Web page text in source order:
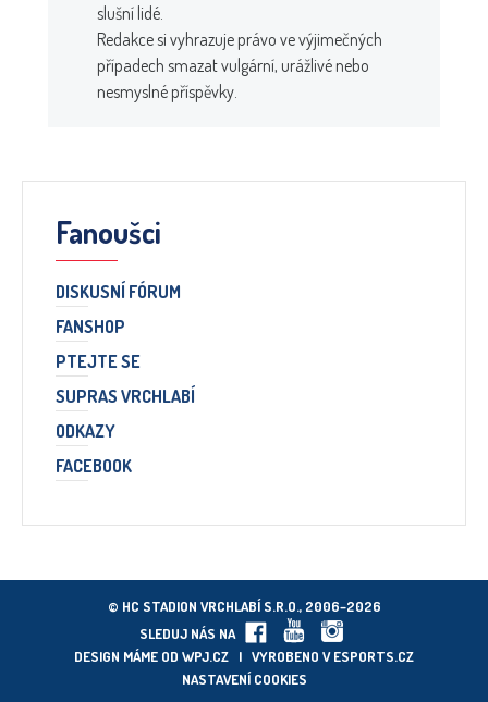
slušní lidé.
Redakce si vyhrazuje právo ve výjimečných
případech smazat vulgární, urážlivé nebo
nesmyslné příspěvky.
Fanoušci
DISKUSNÍ FÓRUM
FANSHOP
PTEJTE SE
SUPRAS VRCHLABÍ
ODKAZY
FACEBOOK
© HC STADION VRCHLABÍ S.R.O., 2006–2026
SLEDUJ NÁS NA
DESIGN MÁME OD WPJ.CZ | VYROBENO VESPORTS.CZ
NASTAVENÍ COOKIES